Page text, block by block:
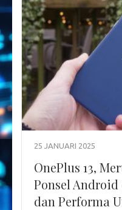
25 JANUARI 2025
OnePlus 13,
Ponsel
dan Performa